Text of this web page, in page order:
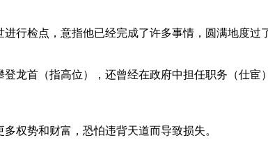
行检点，意指他已经完成了许多事情，圆满地度过
龙首（指高位），还曾经在政府中担任职务（仕
权势和财富，恐怕违背天道而导致损失。